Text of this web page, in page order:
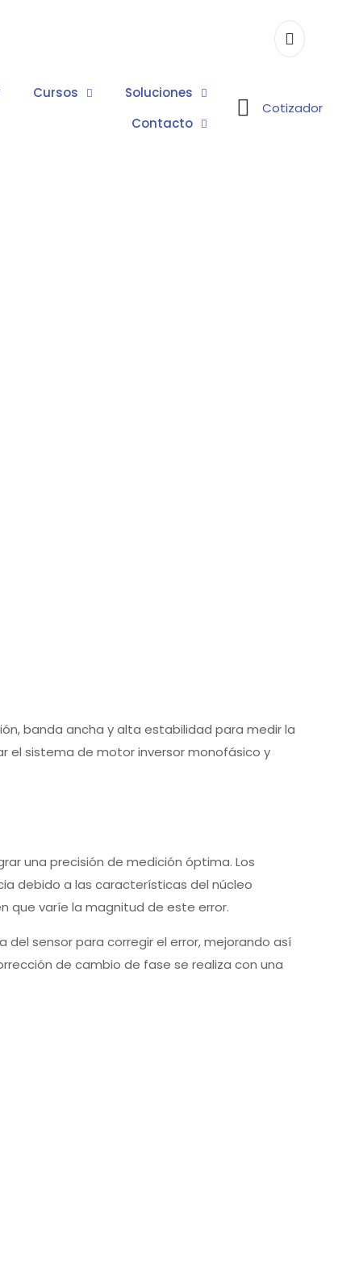
Cursos
Soluciones
Contacto
Cotizador
banda ancha y alta estabilidad para medir la
el sistema de motor inversor monofásico y
una precisión de medición óptima. Los
debido a las características del núcleo
que varíe la magnitud de este error.
sensor para corregir el error, mejorando así
de cambio de fase se realiza con una